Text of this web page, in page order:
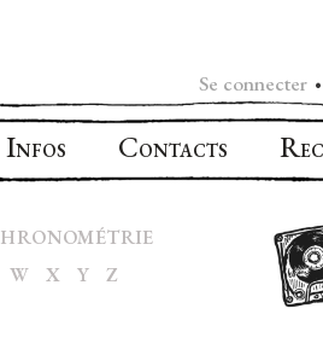
Se connecter •
INFOS CONTACTS R
HRONOMÉTRIE
W X Y Z